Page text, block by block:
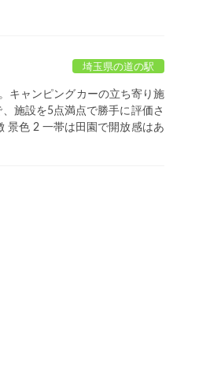
埼玉県の道の駅
キャンピングカーの立ち寄り施
施設を5点満点で勝手に評価さ
景色 2 一帯は田園で開放感はあ